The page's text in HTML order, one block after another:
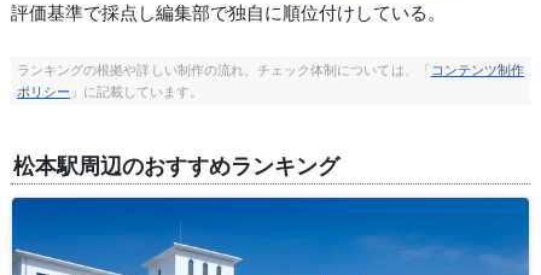
評価基準で採点し編集部で独自に順位付けしている。
ランキングの根拠や詳しい制作の流れ、チェック体制については、「 コンテンツ制作
ポリシー 」に記載しています。
松本駅周辺のおすすめランキング